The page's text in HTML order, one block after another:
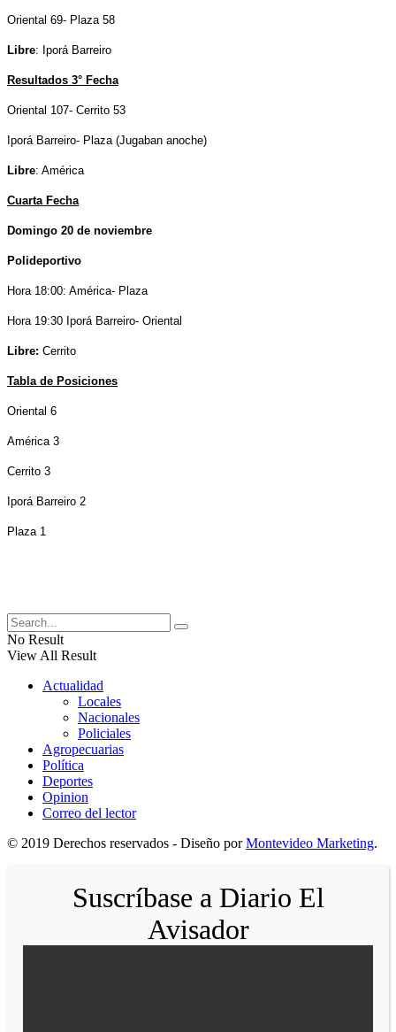
Oriental 69- Plaza 58
Libre: Iporá Barreiro
Resultados 3° Fecha
Oriental 107- Cerrito 53
Iporá Barreiro- Plaza (Jugaban anoche)
Libre: América
Cuarta Fecha
Domingo 20 de noviembre
Polideportivo
Hora 18:00: América- Plaza
Hora 19:30 Iporá Barreiro- Oriental
Libre: Cerrito
Tabla de Posiciones
Oriental 6
América 3
Cerrito 3
Iporá Barreiro 2
Plaza 1
No Result
View All Result
Actualidad
Locales
Nacionales
Policiales
Agropecuarias
Política
Deportes
Opinion
Correo del lector
© 2019 Derechos reservados - Diseño porMontevideo Marketing.
Suscríbase a Diario El
Avisador